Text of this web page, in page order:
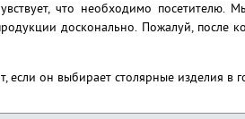
что необходимо
досконально. Пожалуй, после
если он выбирает столярные изделия в